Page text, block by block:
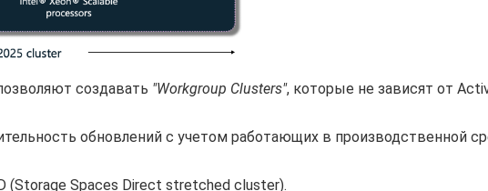
создавать "Workgroup Clusters", которые не зависят от
обновлений с учетом работающих в производственной
(Storage Spaces Direct stretched cluster).